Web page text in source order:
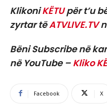
KlikoniKËTUpër t’u
zyrtar tëATVLIVE.TV
Bëni Subscribe në
në YouTube – Kliko
Facebook X